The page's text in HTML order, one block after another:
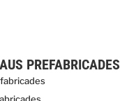
PREFABRICADES